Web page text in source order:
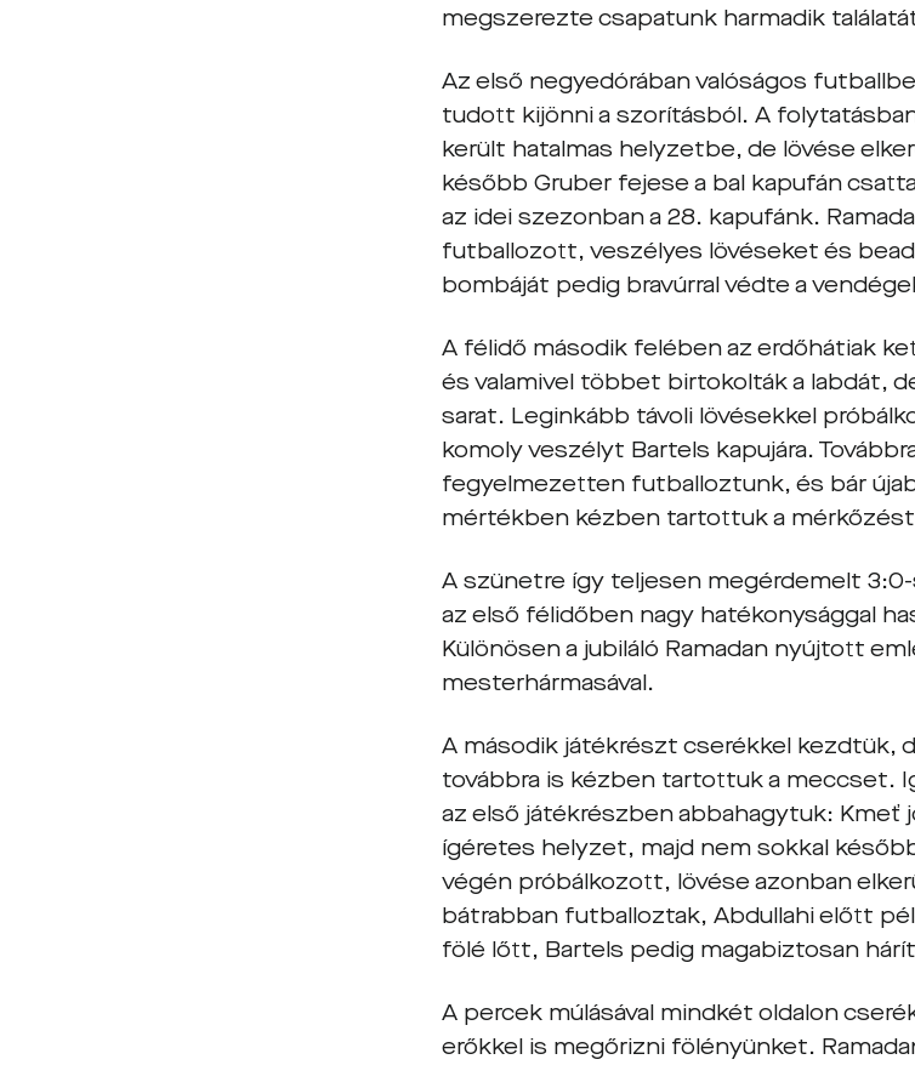
megszerezte csapatunk harmadik
Az első negyedórában valóságos
tudott kijönni a szorításból. A
került hatalmas helyzetbe, de lövése
később Gruber fejese a bal kapufán
az idei szezonban a 28. kapufánk.
futballozott, veszélyes lövéseket és
bombáját pedig bravúrral védte a
A félidő második felében az erdőhátiak
és valamivel többet birtokolták a labdát,
sarat. Leginkább távoli lövésekkel
komoly veszélyt Bartels kapujára.
fegyelmezetten futballoztunk, és bár
mértékben kézben tartottuk a
A szünetre így teljesen megérdemelt
az első félidőben nagy hatékonysággal
Különösen a jubiláló Ramadan nyújtott
mesterhármasával.
A második játékrészt cserékkel kezdtük,
továbbra is kézben tartottuk a meccset.
az első játékrészben abbahagytuk: Kmeť
ígéretes helyzet, majd nem sokkal
végén próbálkozott, lövése azonban
bátrabban futballoztak, Abdullahi előtt
fölé lőtt, Bartels pedig magabiztosan
A percek múlásával mindkét oldalon
erőkkel is megőrizni fölényünket.